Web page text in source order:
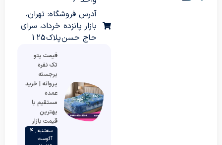
آدرس فروشگاه: تهران،
بازار پانزده خرداد، سرای
حاج حسن پلاک 125
قیمت پتو
تک نفره
برجسته
پروانه | خرید
عمده
مستقیم با
بهترین
قیمت بازار
سه‌شنبه , 4
آگوست